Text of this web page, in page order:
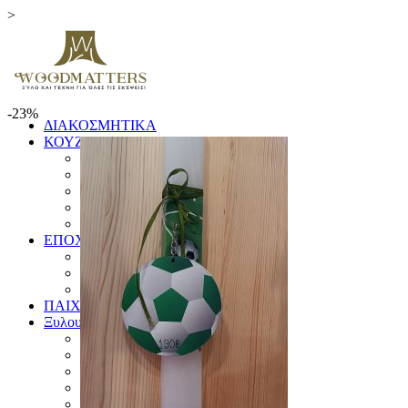
>
ΔΙΑΚΟΣΜΗΤΙΚΑ
ΚΟΥΖΙΝΑ
ΞΥΛΑ ΚΟΠΗΣ
ΕΙΔΗ ΚΟΥΖΙΝΑΣ
ΚΟΥΤΑΛΕΣ ΚΑΙ ΣΠΑΤΟΥΛΕΣ
ΠΙΑΤΑ & ΜΠΩΛ
ΓΟΥΔΙΑ
ΕΠΟΧΙΚΑ
ΛΑΜΠΑΔΕΣ
ΧΡΙΣΤΟΥΓΕΝΝΙΑΤΙΚΑ
ΗΜΕΡΟΛΟΓΙΑ
ΠΑΙΧΝΙΔΙΑ
Ξυλουργικές Κατασκευές
ΕΠΙΠΛΑ
ΚΟΥΦΩΜΑΤΑ
ΠΙΝΑΚΙΔΕΣ
ΚΑΓΚΕΛΑ
ΔΙΑΦΟΡΑ
-23%